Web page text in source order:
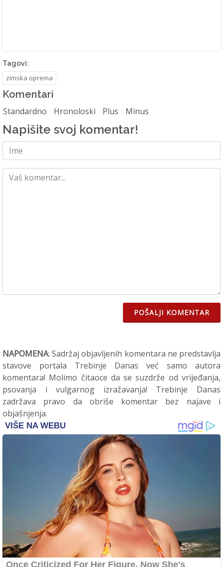
Tagovi:
zimska oprema
Komentari
Standardno Hronoloski Plus Minus
Napišite svoj komentar!
POŠALJI KOMENTAR
NAPOMENA: Sadržaj objavljenih komentara ne predstavlja
stavove portala Trebinje Danas već samo autora
komentara! Molimo čitaoce da se suzdrže od vrijeđanja,
psovanja i vulgarnog izražavanja! Trebinje Danas
zadržava pravo da obriše komentar bez najave i
objašnjenja.